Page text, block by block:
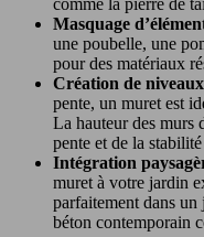
comme la pierre de
Masquage
une poubelle, une
pour des matériaux
Création de
pente, un muret est
La hauteur des murs
pente et de la
Intégration
muret à votre jardin
parfaitement dans un
béton contemporain